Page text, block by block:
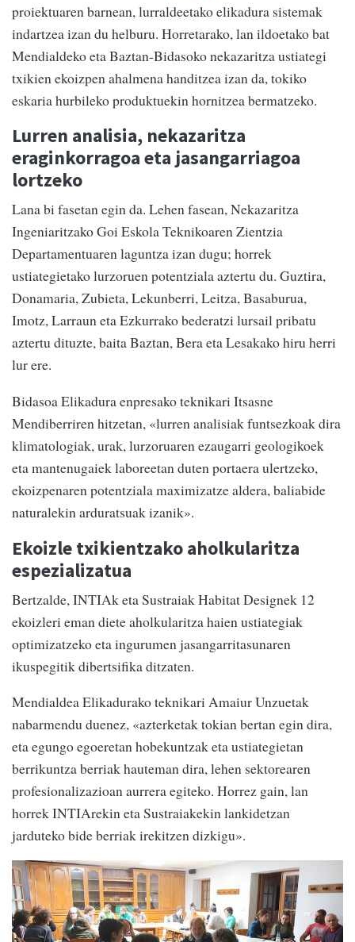
proiektuaren barnean, lurraldeetako elikadura sistemak
indartzea izan du helburu. Horretarako, lan ildoetako bat
Mendialdeko eta Baztan-Bidasoko nekazaritza ustiategi
txikien ekoizpen ahalmena handitzea izan da, tokiko
eskaria hurbileko produktuekin hornitzea bermatzeko.
Lurren analisia, nekazaritza
eraginkorragoa eta jasangarriagoa
lortzeko
Lana bi fasetan egin da. Lehen fasean, Nekazaritza
Ingeniaritzako Goi Eskola Teknikoaren Zientzia
Departamentuaren laguntza izan dugu; horrek
ustiategietako lurzoruen potentziala aztertu du. Guztira,
Donamaria, Zubieta, Lekunberri, Leitza, Basaburua,
Imotz, Larraun eta Ezkurrako bederatzi lursail pribatu
aztertu dituzte, baita Baztan, Bera eta Lesakako hiru herri
lur ere.
Bidasoa Elikadura enpresako teknikari Itsasne
Mendiberriren hitzetan, «lurren analisiak funtsezkoak dira
klimatologiak, urak, lurzoruaren ezaugarri geologikoek
eta mantenugaiek laboreetan duten portaera ulertzeko,
ekoizpenaren potentziala maximizatze aldera, baliabide
naturalekin arduratsuak izanik».
Ekoizle txikientzako aholkularitza
espezializatua
Bertzalde, INTIAk eta Sustraiak Habitat Designek 12
ekoizleri eman diete aholkularitza haien ustiategiak
optimizatzeko eta ingurumen jasangarritasunaren
ikuspegitik dibertsifika ditzaten.
Mendialdea Elikadurako teknikari Amaiur Unzuetak
nabarmendu duenez, «azterketak tokian bertan egin dira,
eta egungo egoeretan hobekuntzak eta ustiategietan
berrikuntza berriak hauteman dira, lehen sektorearen
profesionalizazioan aurrera egiteko. Horrez gain, lan
horrek INTIArekin eta Sustraiakekin lankidetzan
jarduteko bide berriak irekitzen dizkigu».